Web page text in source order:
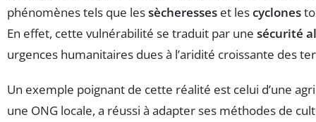
phénomènes tels que lessècheresses et lescyclones
En effet, cette vulnérabilité se traduit par une sécurité
urgences humanitaires dues à l’aridité croissante des
Un exemple poignant de cette réalité est celui d’une
une ONG locale, a réussi à adapter ses méthodes de